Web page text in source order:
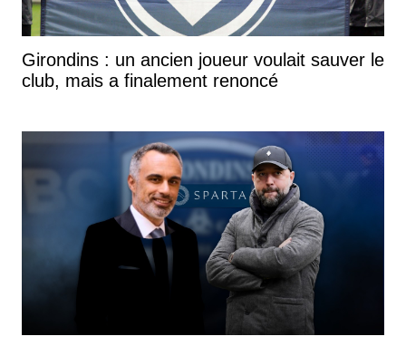
Girondins : un ancien joueur voulait sauver le
club, mais a finalement renoncé